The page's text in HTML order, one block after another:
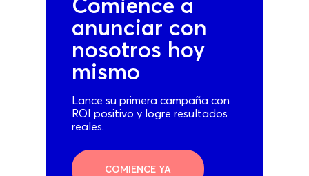
anunciar con
nosotros hoy
mismo
Lance su primera campaña con
ROI positivo y logre resultados
reales.
COMIENCE YA